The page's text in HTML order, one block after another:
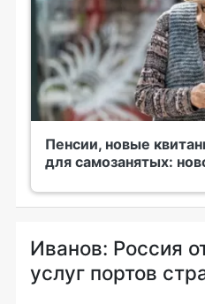
Пенсии, новые
для самозанятых:
Иванов: Россия
услуг портов